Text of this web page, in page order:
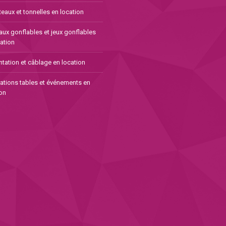
et tonnelles en location
gonflables et jeux gonflables
et câblage en location
tables et événements en